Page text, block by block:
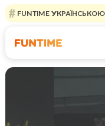
FUNTIME УКРАЇНСЬКОЮ